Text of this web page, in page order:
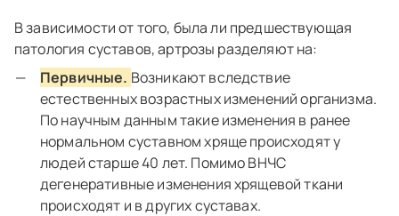
В зависимости от того, была ли предшествующая
патология суставов, артрозы разделяют на:
Первичные. Возникают вследствие
естественных возрастных изменений организма.
По научным данным такие изменения в ранее
нормальном суставном хряще происходят у
людей старше 40 лет. Помимо ВНЧС
дегенеративные изменения хрящевой ткани
происходят и в других суставах.